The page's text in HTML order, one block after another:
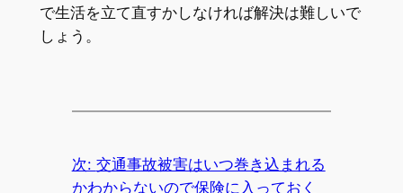
で生活を立て直すかしなければ解決は難しいで
しょう。
次: 交通事故被害はいつ巻き込まれる
かわからないので保険に入っておく